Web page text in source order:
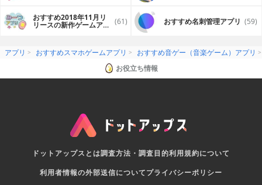
おすすめ2018年11月リ
リースの新作ゲームアプ (61) おすすめ名刺管理アプリ (59)
アプリ おすすめスマホゲームアプリ
おすすめ音ゲー（音楽ゲーム）アプリ
お役立ち情報
ドットアップスとは調査方法・調査目的利用規約について
利用者情報の外部送信についてプライバシーポリシー